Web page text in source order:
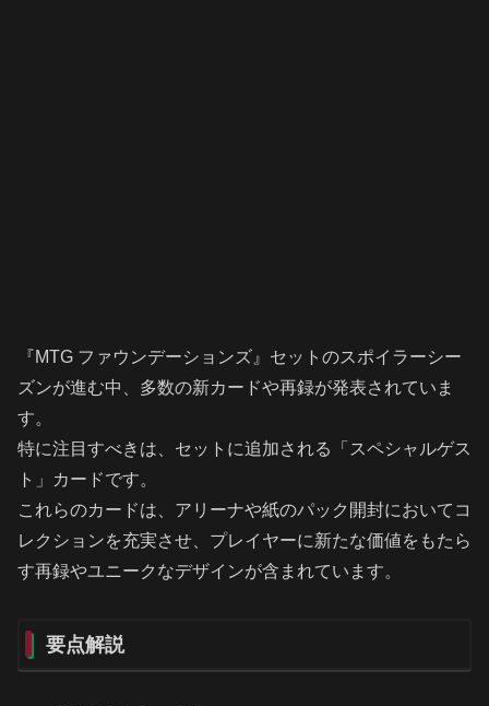
『MTG ファウンデーションズ』セットのスポイラーシー
ズンが進む中、多数の新カードや再録が発表されていま
す。
特に注目すべきは、セットに追加される「スペシャルゲス
ト」カードです。
これらのカードは、アリーナや紙のパック開封においてコ
レクションを充実させ、プレイヤーに新たな価値をもたら
す再録やユニークなデザインが含まれています。
要点解説